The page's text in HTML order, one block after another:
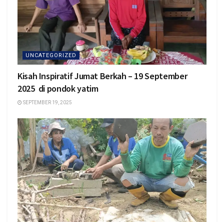
UNCATEGORIZED
Kisah Inspiratif Jumat Berkah – 19 September
2025 di pondok yatim
SEPTEMBER 19, 2025